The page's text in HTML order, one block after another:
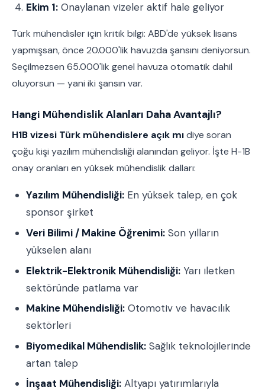
Ekim 1: Onaylanan vizeler aktif hale geliyor
Türk mühendisler için kritik bilgi: ABD'de yüksek lisans
yapmışsan, önce 20.000'lik havuzda şansını deniyorsun.
Seçilmezsen 65.000'lik genel havuza otomatik dahil
oluyorsun — yani iki şansın var.
Hangi Mühendislik Alanları Daha Avantajlı?
H1B vizesi Türk mühendislere açık mıdiye soran
çoğu kişi yazılım mühendisliği alanından geliyor. İşte H-1B
onay oranları en yüksek mühendislik dalları:
Yazılım Mühendisliği: En yüksek talep, en çok
sponsor şirket
Veri Bilimi / Makine Öğrenimi: Son yılların
yükselen alanı
Elektrik-Elektronik Mühendisliği: Yarı iletken
sektöründe patlama var
Makine Mühendisliği: Otomotiv ve havacılık
sektörleri
Biyomedikal Mühendislik: Sağlık teknolojilerinde
artan talep
İnşaat Mühendisliği: Altyapı yatırımlarıyla